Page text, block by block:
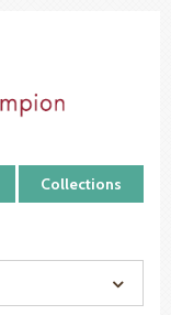
Collections